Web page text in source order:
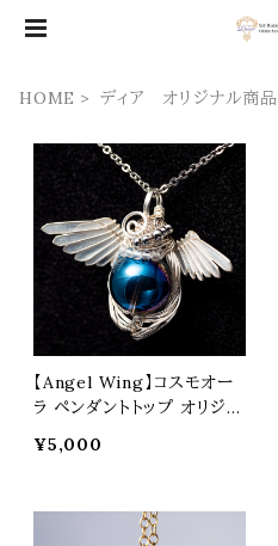
HOME ディア オリジナル商品
【Angel Wing】コスモオー
ラ ペンダントトップ オリジナ
ーストーン dwa0022
¥5,000